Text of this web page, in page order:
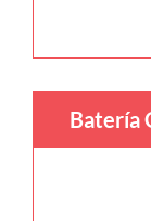
Batería